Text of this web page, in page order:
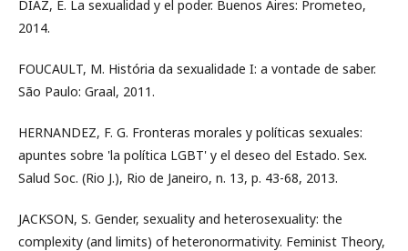
DIAZ, E. La sexualidad y el poder. Buenos Aires: Prometeo,
2014.
FOUCAULT, M. História da sexualidade I: a vontade de saber.
São Paulo: Graal, 2011.
HERNANDEZ, F. G. Fronteras morales y políticas sexuales:
apuntes sobre 'la política LGBT' y el deseo del Estado. Sex.
Salud Soc. (Rio J.), Rio de Janeiro, n. 13, p. 43-68, 2013.
JACKSON, S. Gender, sexuality and heterosexuality: the
complexity (and limits) of heteronormativity. Feminist Theory,